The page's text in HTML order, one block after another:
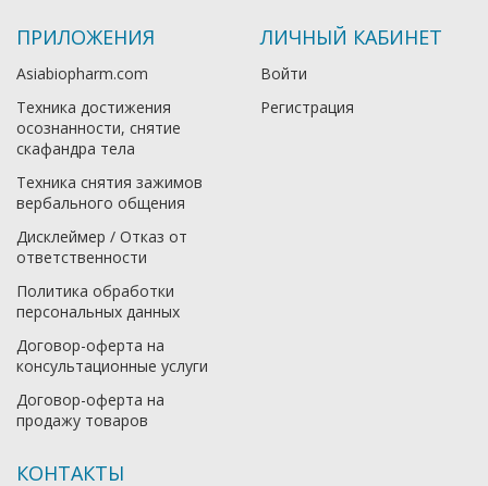
ПРИЛОЖЕНИЯ
Asiabiopharm.com
Техника достижения
осознанности, снятие
скафандра тела
Техника снятия зажимов
вербального общения
Дисклеймер / Отказ от
ответственности
Политика обработки
персональных данных
Договор-оферта на
консультационные услуги
Договор-оферта на
продажу товаров
ЛИЧНЫЙ КАБИНЕТ
Войти
Регистрация
КОНТАКТЫ